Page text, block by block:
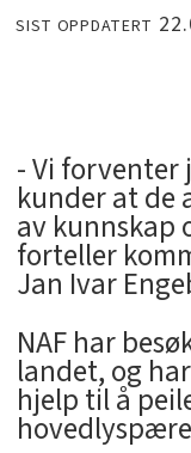
SIST OPPDATERT
- Vi forventer
kunder at de
av kunnskap
forteller
Jan Ivar
NAF har
landet, og
hjelp til å